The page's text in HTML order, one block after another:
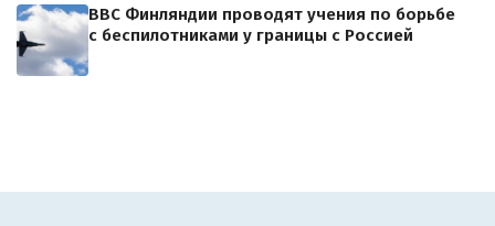
ВВС Финляндии проводят учения по борьбе
с беспилотниками у границы с Россией